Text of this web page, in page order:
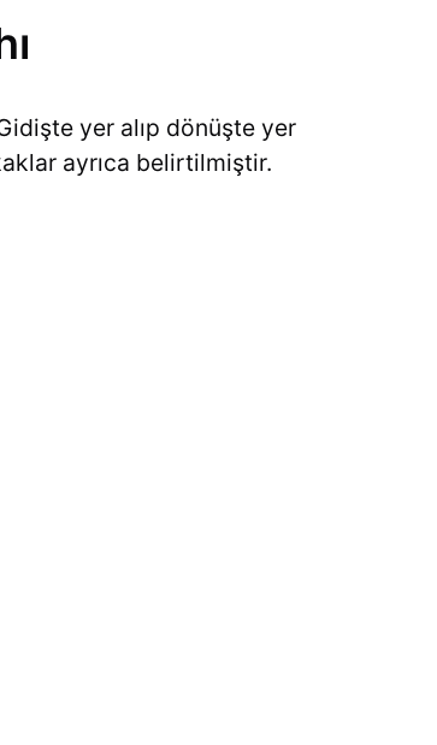
yer alıp dönüşte yer
ayrıca belirtilmiştir.